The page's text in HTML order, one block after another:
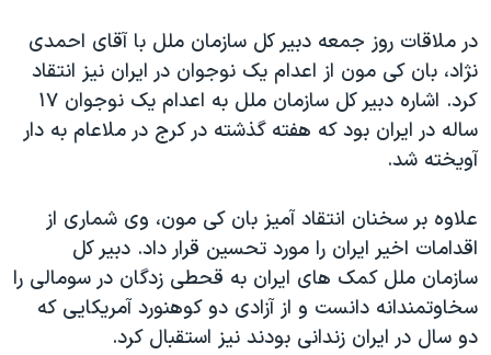
در ملاقات روز جمعه دبير کل سازمان ملل با آقای احمدی
نژاد، بان کی مون از اعدام يک نوجوان در ايران نيز انتقاد
کرد. اشاره دبير کل سازمان ملل به اعدام يک نوجوان ١۷
ساله در ايران بود که هفته گذشته در کرج در ملاعام به دار
آويخته شد.
علاوه بر سخنان انتقاد آميز بان کی مون، وی شماری از
اقدامات اخير ايران را مورد تحسين قرار داد. دبير کل
سازمان ملل کمک های ايران به قحطی زدگان در سومالی را
سخاوتمندانه دانست و از آزادی دو کوهنورد آمريکايی که
دو سال در ايران زندانی بودند نيز استقبال کرد.